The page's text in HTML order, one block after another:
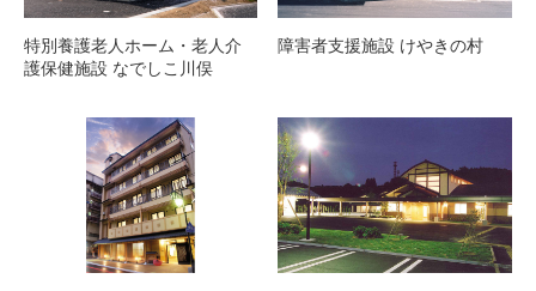
特別養護老人ホーム・老人介
護保健施設 なでしこ川俣
障害者支援施設 けやきの村